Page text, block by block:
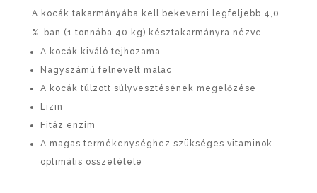
A kocák takarmányába kell bekeverni legfeljebb 4,0
%-ban (1 tonnába 40 kg) késztakarmányra nézve
A kocák kiváló tejhozama
Nagyszámú felnevelt malac
A kocák túlzott súlyvesztésének megelőzése
Lizin
Fitáz enzim
A magas termékenységhez szükséges vitaminok
optimális összetétele